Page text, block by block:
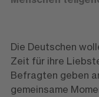
Die Deutschen
Zeit für ihre
Befragten geben
gemeinsame